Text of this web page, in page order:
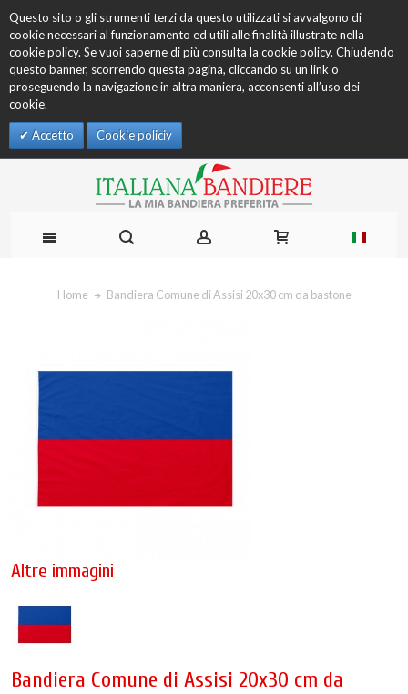
Questo sito o gli strumenti terzi da questo utilizzati si avvalgono di
cookie necessari al funzionamento ed utili alle finalità illustrate nella
cookie policy. Se vuoi saperne di più consulta la cookie policy. Chiudendo
questo banner, scorrendo questa pagina, cliccando su un link o
proseguendo la navigazione in altra maniera, acconsenti all’uso dei
cookie.
Accetto Cookie policiy
Home Bandiera Comune di Assisi 20x30 cm da bastone
Altre immagini
Bandiera Comune di Assisi 20x30 cm da